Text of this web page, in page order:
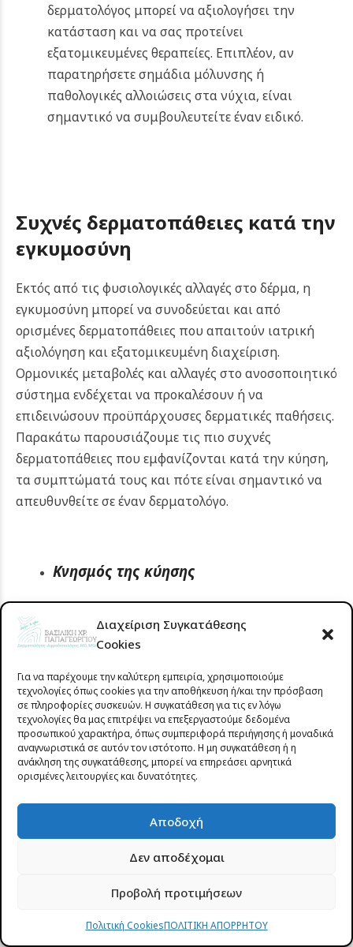
Διαχείριση Συγκατάθεσης
Cookies
Για να παρέχουμε την καλύτερη εμπειρία, χρησιμοποιούμε
τεχνολογίες όπως cookies για την αποθήκευση ή/και την πρόσβαση
σε πληροφορίες συσκευών. Η συγκατάθεση για τις εν λόγω
τεχνολογίες θα μας επιτρέψει να επεξεργαστούμε δεδομένα
προσωπικού χαρακτήρα, όπως συμπεριφορά περιήγησης ή μοναδικά
αναγνωριστικά σε αυτόν τον ιστότοπο. Η μη συγκατάθεση ή η
ανάκληση της συγκατάθεσης, μπορεί να επηρεάσει αρνητικά
ορισμένες λειτουργίες και δυνατότητες.
Αποδοχή
Δεν αποδέχομαι
Προβολή προτιμήσεων
Πολιτική CookiesΠΟΛΙΤΙΚΗ ΑΠΟΡΡΗΤΟΥ
δερματολόγος μπορεί να αξιολογήσει την
κατάσταση και να σας προτείνει
εξατομικευμένες θεραπείες. Επιπλέον, αν
παρατηρήσετε σημάδια μόλυνσης ή
παθολογικές αλλοιώσεις στα νύχια, είναι
σημαντικό να συμβουλευτείτε έναν ειδικό.
Συχνές δερματοπάθειες κατά την
εγκυμοσύνη
Εκτός από τις φυσιολογικές αλλαγές στο δέρμα, η
εγκυμοσύνη μπορεί να συνοδεύεται και από
ορισμένες δερματοπάθειες που απαιτούν ιατρική
αξιολόγηση και εξατομικευμένη διαχείριση.
Ορμονικές μεταβολές και αλλαγές στο ανοσοποιητικό
σύστημα ενδέχεται να προκαλέσουν ή να
επιδεινώσουν προϋπάρχουσες δερματικές παθήσεις.
Παρακάτω παρουσιάζουμε τις πιο συχνές
δερματοπάθειες που εμφανίζονται κατά την κύηση,
τα συμπτώματά τους και πότε είναι σημαντικό να
απευθυνθείτε σε έναν δερματολόγο.
Κνησμός της κύησης
Οκνησμόςείναι συχνός στην εγκυμοσύνη,
ιδιαίτερα στην κοιλιά και το στήθος. Ωστόσο,
μπορεί να αποτελεί σύμπτωμα πιο σοβαρών
καταστάσεων όπως η ενδοηπατική χολόσταση,
που συνοδεύεται από κνησμό στις παλάμες και
τα πέλματα και αύξηση των χολικών οξέων στο
αίμα ή το πεμφιγοειδές της κύησης που
συνοδεύεται από εξάνθημα.
κνησμός είναι έντονος ή συνοδεύεται από άλλα
συμπτώματα, όπως ίκτερο, εξάνθημα, κόπωση
πρέπει να επισκεφθείτε άμεσα έναν
αξιολόγηση.